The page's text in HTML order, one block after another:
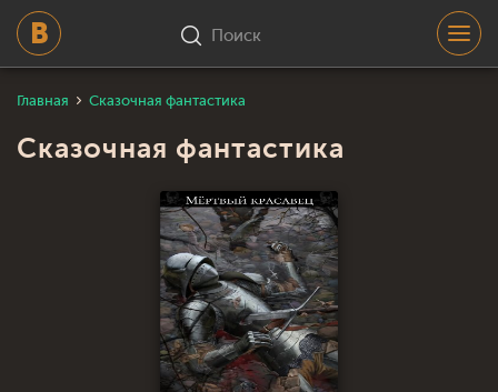
Поиск
Главная Сказочная фантастика
Сказочная фантастика